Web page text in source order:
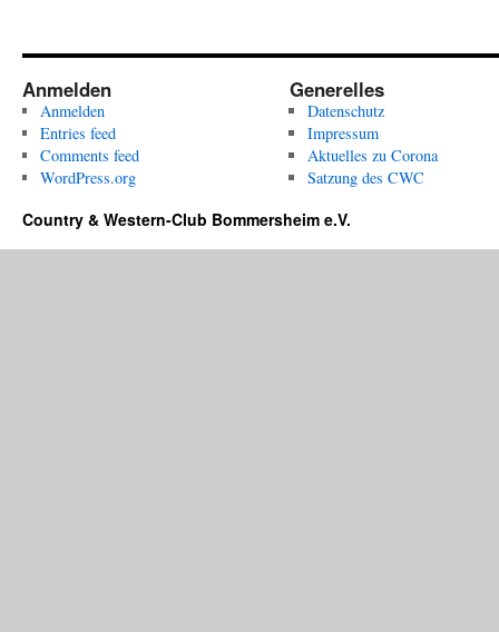
Anmelden
Anmelden
Entries feed
Comments feed
WordPress.org
Generelles
Datenschutz
Impressum
Aktuelles zu Corona
Satzung des CWC
Country & Western-Club Bommersheim e.V.